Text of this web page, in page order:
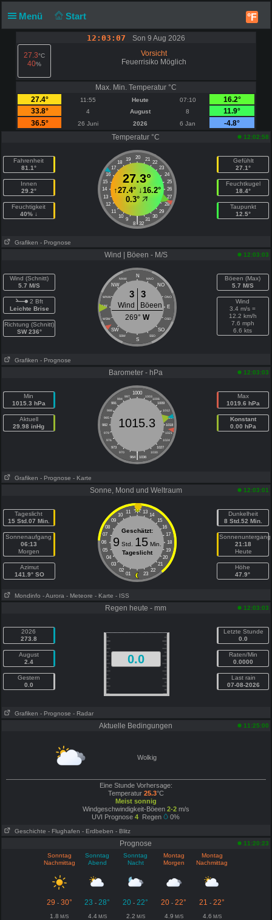
Menü Start °F
12:03:07
Son 9 Aug 2026
27.3°C
40%
Vorsicht
Feuerrisiko Möglich
Max. Min. Temperatur °C
27.4°
11:55 Heute 07:10
16.2°
33.8°
4 August 8
11.9°
36.5°
26 Juni 2026 6 Jan
-4.8°
Temperatur °C
12:02:58
Fahrenheit
81.1°
Innen
29.2°
Feuchtigkeit
40% ↓
20
19 21
18
22
17
23
16
24
15
25
14
26
13
27
12
28
11
29
10
30
9 31
|
8 32
27.3°
↑27.4°↓16.2°
0.3°
Gefühlt
27.1°
Feuchtkugel
18.4°
Taupunkt
12.5°
Grafiken - Prognose
Wind | Böeen - M/S 12:03:03
Wind (Schnitt)
5.7 M/S
2 Bft
Leichte Brise
Richtung (Schnitt)
SW 236°
N
NNW NNO
NW NO
WNW ONO
W E
WSW OSO
SW SO
SSW SSO
S
3 3
Wind
Böeen
269° W
Böeen (Max)
5.7 M/S
Wind
3.4 m/s =
12.2 km/h
7.6 mph
6.6 kts
Grafiken - Prognose
Barometer - hPa 12:03:03
Min
1015.3 hPa
Aktuell
29.98 inHg
1000
997 1003
994
1006
991
1009
988
1012
985
1015
982
1018
979
1021
976
1024
973
1027
970
1030
|
964 1036
1015.3
Max
1019.6 hPa
Konstant
0.00 hPa
Grafiken - Prognose - Karte
Sonne, Mond und Weltraum 12:03:01
Tageslicht
15 Std.07 Min.
Sonnenaufgang
06:13
Morgen
Azimut
141.9° SO
11 13
10
14
09
15
08
16
07
17
06
18
05
19
04
20
03
21
02
22
01 23
Geschätzt:
9Std. 15Min.
Tageslicht
Dunkelheit
8 Std.52 Min.
Sonnenuntergang
21:18
Heute
Höhe
47.9°
Mondinfo - Aurora - Meteore - Karte - ISS
Regen heute - mm 12:03:03
2026
273.8
August
2.4
Gestern
0.0
0.0
Letzte Stunde
0.0
Raten/Min
0.0000
Last rain
07-08-2026
Grafiken - Prognose - Radar
Aktuelle Bedingungen 11:25:00
Wolkig
Eine Stunde Vorhersage:
Temperatur 25.3°C
Meist sonnig
Windgeschwindigkeit-Böeen 2-2m/s
UVI Prognose4 Regen 0%
Geschichte - Flughafen - Erdbeben - Blitz
Prognose
11:20:23
Sonntag
Nachmittag
Sonntag
Abend
Sonntag
Nacht
Montag
Morgen
Montag
Nachmittag
29 - 30° 23 - 28° 20 - 22° 20 -22° 21 -22°
1.8 M/S 4.4M/S 2.2 M/S 4.9 M/S 4.6 M/S